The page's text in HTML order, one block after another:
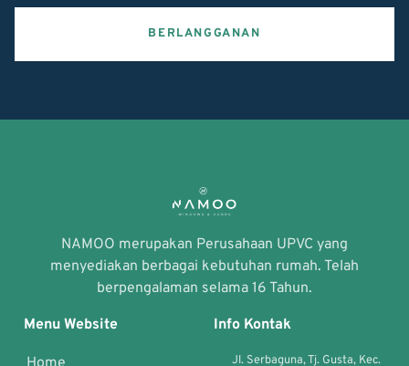
BERLANGGANAN
NAMOO merupakan Perusahaan UPVC yang
menyediakan berbagai kebutuhan rumah. Telah
berpengalaman selama 16 Tahun.
Menu Website Info Kontak
Jl. Serbaguna, Tj. Gusta, Kec.